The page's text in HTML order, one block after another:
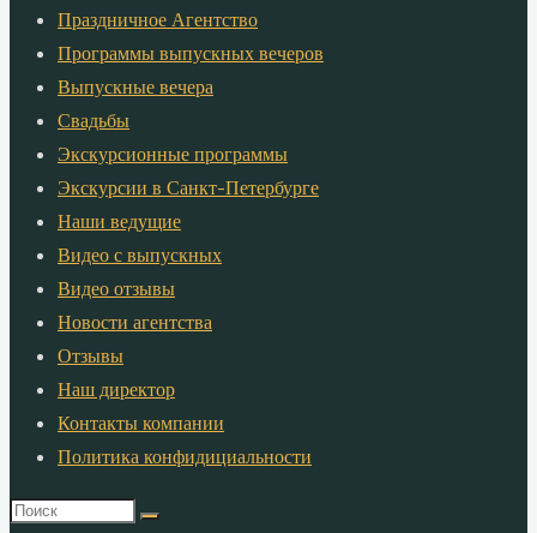
Праздничное Агентство
Программы выпускных вечеров
Выпускные вечера
Свадьбы
Экскурсионные программы
Экскурсии в Санкт-Петербурге
Наши ведущие
Видео с выпускных
Видео отзывы
Новости агентства
Отзывы
Наш директор
Контакты компании
Политика конфидициальности
Что